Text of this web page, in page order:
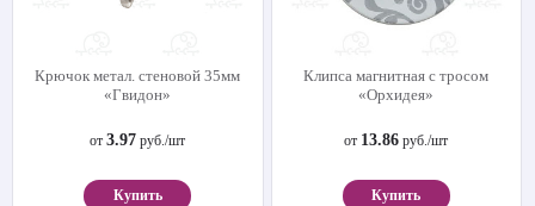
Крючок метал. стеновой 35мм
«Гвидон»
от3.97 руб./шт
Купить
Клипса магнитная с тросом
«Орхидея»
от 13.86 руб./шт
Купить